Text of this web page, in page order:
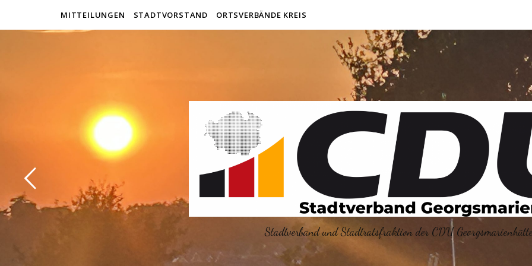
MITTEILUNGEN STADTVORSTAND ORTSVERBÄNDE KREIS
Stadtverband und Stadtratsfraktion der CDU